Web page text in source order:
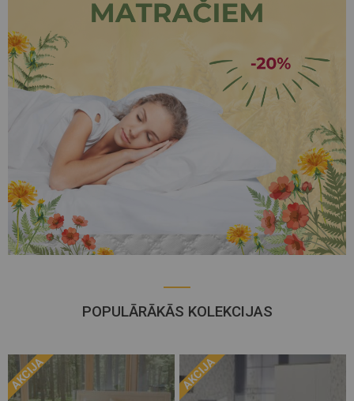
POPULĀRĀKĀS KOLEKCIJAS
AKCIJA AKCIJA